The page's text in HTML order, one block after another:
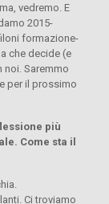
vedremo. E
2015-
formazione-
che decide (e
noi. Saremmo
per il prossimo
più
Come sta il
Ci troviamo